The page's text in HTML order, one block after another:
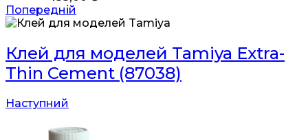
Попередній
Клей для моделей Tamiya Extra-
Thin Cement (87038)
Наступний